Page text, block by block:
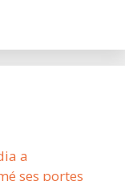
a
ses portes